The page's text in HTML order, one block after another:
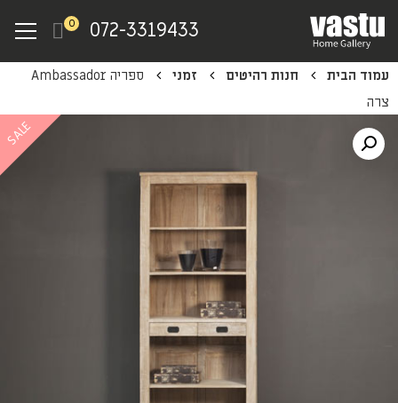
main
content
072-3319433
0
Menu
עמוד הבית חנות רהיטים זמני
ספריה Ambassador
צרה
SALE